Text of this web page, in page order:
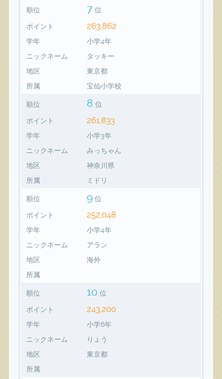
順位 7 位
ポイント 263,862
学年
小学4年
ニックネーム
タッキー
地区
東京都
所属
宝仙小学校
順位 8 位
ポイント 261,833
学年
小学3年
ニックネーム
みっちゃん
地区
神奈川県
所属
ミドリ
順位 9 位
ポイント 252,048
学年
小学4年
ニックネーム
アラン
地区
海外
所属
順位 10 位
ポイント 243,200
学年
小学6年
ニックネーム
りょう
地区
東京都
所属